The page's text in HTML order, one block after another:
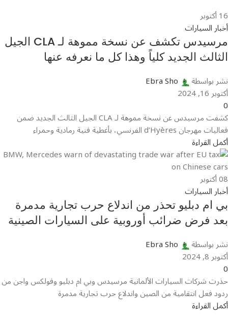
16أكتوبر
أخبار السيارات
مرسيدس تكشف عن نسخة مموهة لـ CLA الجيل
الثالث الجديد كلياً وهذا كل ما نعرفه عنها
نشر بواسطة Ebra Sho
أكتوبر 16, 2024
0
كشفت مرسيدس عن نسخة مموهة لـ CLA الجيل الثالث الجديد ضمن
فعاليات مهرجان d’Hyères الفرنسي، بأغطية فنية رمادية وحمراء
أكمل القراءة
08أكتوبر
أخبار السيارات
بي ام دبليو تحذر من اندلاع حرب تجارية مدمرة
بعد فرض ضرائب أوروبية على السيارات الصينية
نشر بواسطة Ebra Sho
أكتوبر 8, 2024
0
حذرت شركات السيارات الألمانية مرسيدس وبي ام دبليو وفولكس واجن من
ردود فعل انتقامية من الصين واندلاع حرب تجارية مدمرة
أكمل القراءة